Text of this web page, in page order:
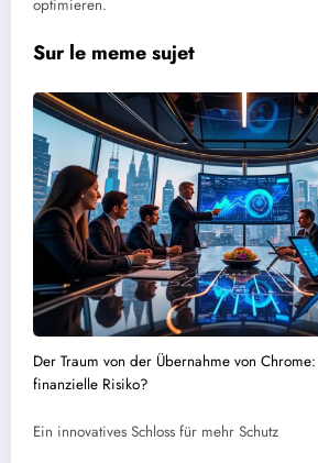
optimieren.
Sur le meme sujet
Der Traum von der Übernahme von
finanzielle Risiko?
Ein innovatives Schloss für mehr Schutz